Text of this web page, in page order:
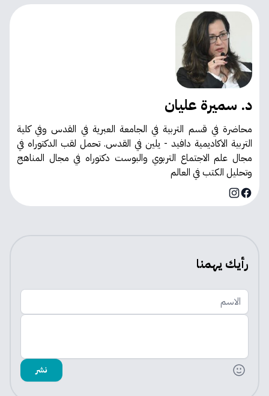
د. سميرة عليان
محاضرة في قسم التربية في الجامعة العبرية في القدس وفي كلية
التربية الاكاديمية دافيد - يلين في القدس. تحمل لقب الدكتوراه في
مجال علم الاجتماع التربوي والبوست دكتوراه في مجال المناهج
وتحليل الكتب في العالم
Facebook
Instagram
رأيك يهمنا
الاسم
اضف تعليقك
نشر